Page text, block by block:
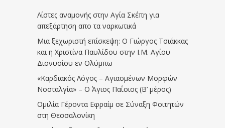
Λίστες αναμονής στην Αγία Σκέπη για
απεξάρτηση απο τα ναρκωτικά
Μια ξεχωριστή επίσκεψη: Ο Γιώργος Τσιάκκας
και η Χριστίνα Παυλίδου στην Ι.Μ. Αγίου
Διονυσίου εν Ολύμπω
«Καρδιακός Λόγος – Αγιασμένων Μορφών
Νοσταλγία» – Ο Άγιος Παΐσιος (Β’ μέρος)
Ομιλία Γέροντα Εφραίμ σε Σύναξη Φοιτητών
στη Θεσσαλονίκη